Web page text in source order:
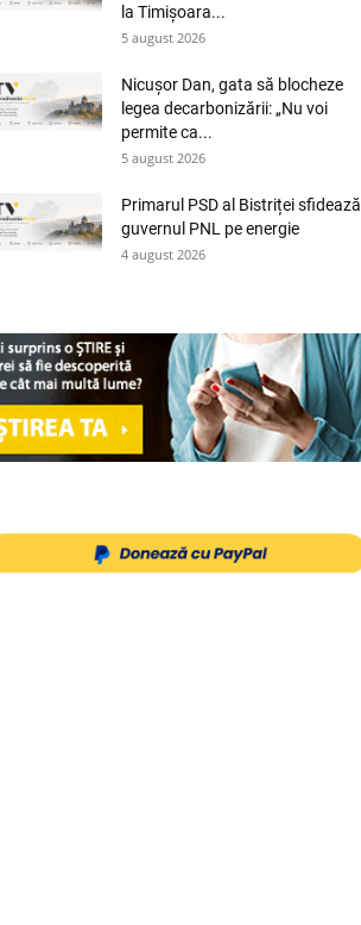
la Timișoara...
5 august 2026
Nicușor Dan, gata să blocheze
legea decarbonizării: „Nu voi
permite ca...
5 august 2026
Primarul PSD al Bistriței sfidează
guvernul PNL pe energie
4 august 2026